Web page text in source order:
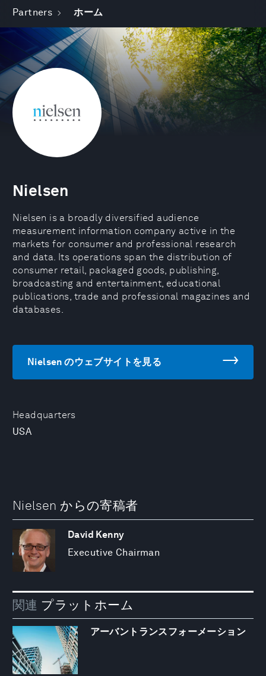
Partners ホーム
Headquarters
USA
Nielsen
Nielsen is a broadly diversified audience
measurement information company active in the
markets for consumer and professional research
and data. Its operations span the distribution of
consumer retail, packaged goods, publishing,
broadcasting and entertainment, educational
publications, trade and professional magazines and
databases.
Nielsen のウェブサイトを見る
Nielsen からの寄稿者
David Kenny
Executive Chairman
関連 プラットホーム
アーバントランスフォーメーション